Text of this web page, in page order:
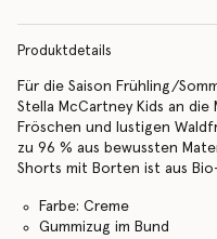
Produktdetails
Für die Saison Frühling/
Stella McCartney Kids an die
Fröschen und lustigen
zu 96 % aus bewussten
Shorts mit Borten ist aus
Farbe: Creme
Gummizug im Bund